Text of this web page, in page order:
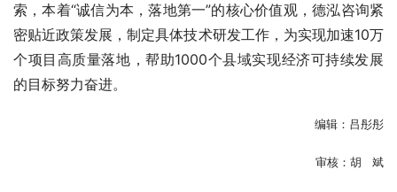
索，本着“诚信为本，落地第一”的核心价值观，德泓咨询紧
密贴近政策发展，制定具体技术研发工作，为实现加速10万
个项目高质量落地，帮助1000个县域实现经济可持续发展
的目标努力奋进。
编辑：吕彤彤
审核：胡   斌